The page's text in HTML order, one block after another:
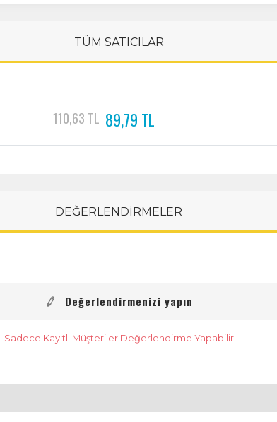
TÜM SATICILAR
110,63 TL 89,79 TL
DEĞERLENDİRMELER
Değerlendirmenizi yapın
Sadece Kayıtlı Müşteriler Değerlendirme Yapabilir